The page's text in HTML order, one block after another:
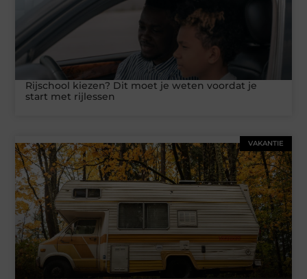
Rijschool kiezen? Dit moet je weten voordat je
start met rijlessen
VAKANTIE